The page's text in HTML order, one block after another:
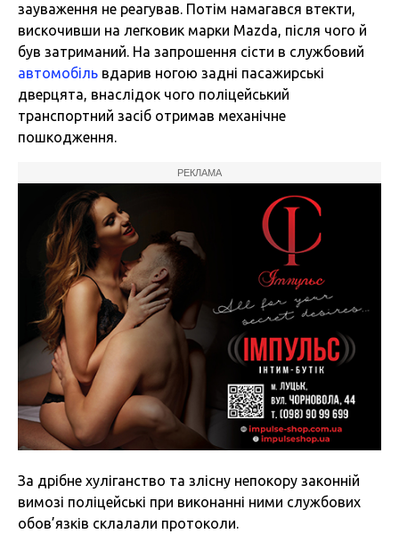
зауваження не реагував. Потім намагався втекти,
вискочивши на легковик марки Mazda, після чого й
був затриманий. На запрошення сісти в службовий
автомобіль вдарив ногою задні пасажирські
дверцята, внаслідок чого поліцейський
транспортний засіб отримав механічне
пошкодження.
РЕКЛАМА
За дрібне хуліганство та злісну непокору законній
вимозі поліцейські при виконанні ними службових
обов’язків склалали протоколи.